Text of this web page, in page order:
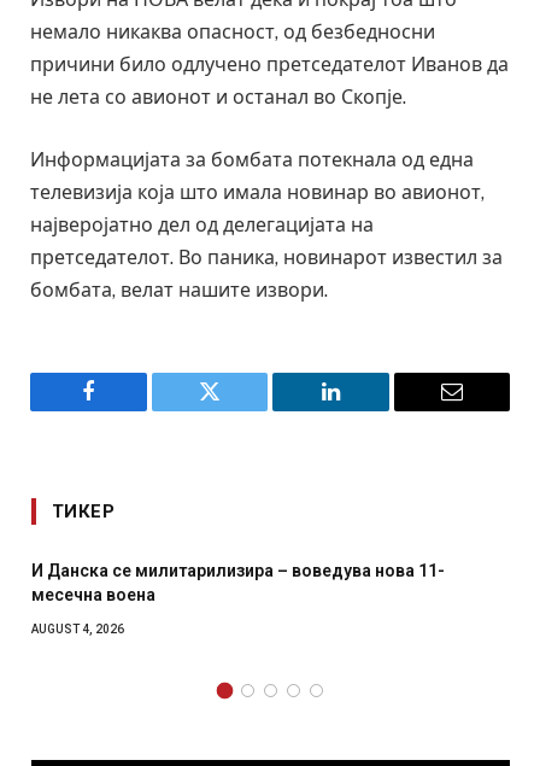
немало никаква опасност, од безбедносни
причини било одлучено претседателот Иванов да
не лета со авионот и останал во Скопје.
Информацијата за бомбата потекнала од една
телевизија која што имала новинар во авионот,
најверојатно дел од делегацијата на
претседателот. Во паника, новинарот известил за
бомбата, велат нашите извори.
Facebook Twitter LinkedIn Email
ТИКЕР
воведува нова 11-
Уште двајца починаа од